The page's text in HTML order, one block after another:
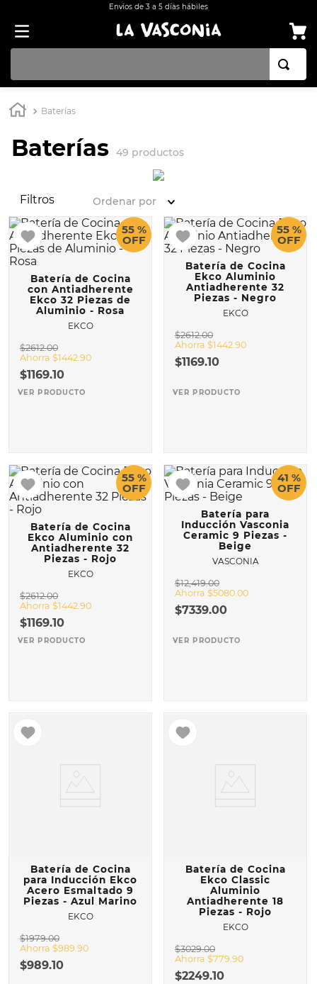
Envíos de 3 a 5 días hábiles
Baterías
Baterías 49 productos
Filtros Ordenar por
55 %
OFF
Batería de Cocina
con Antiadherente
Ekco 32 Piezas de
Aluminio - Rosa
EKCO
$2612.00
Ahorra $1442.90
$1169.10
VER PRODUCTO
55 %
OFF
Batería de Cocina
Ekco Aluminio
Antiadherente 32
Piezas - Negro
EKCO
$2612.00
Ahorra $1442.90
$1169.10
VER PRODUCTO
55 %
OFF
Batería de Cocina
Ekco Aluminio con
Antiadherente 32
Piezas - Rojo
EKCO
$2612.00
Ahorra $1442.90
$1169.10
VER PRODUCTO
41 %
OFF
Batería para
Inducción Vasconia
Ceramic 9 Piezas -
Beige
VASCONIA
$12,419.00
Ahorra $5080.00
$7339.00
VER PRODUCTO
Batería de Cocina
para Inducción Ekco
Acero Esmaltado 9
Piezas - Azul Marino
EKCO
$1979.00
Ahorra $989.90
$989.10
Batería de Cocina
Ekco Classic
Aluminio
Antiadherente 18
Piezas - Rojo
EKCO
$3029.00
Ahorra $779.90
$2249.10
1. BATERÍA COCINA EKCO ALUMINIO ANTIADHERENTE 32 PIEZAS
2. OLLA
5. SARTEN
. INDUCCIÓN
7. VAPORERAS
ACERO INOXIDABLE
COMAL